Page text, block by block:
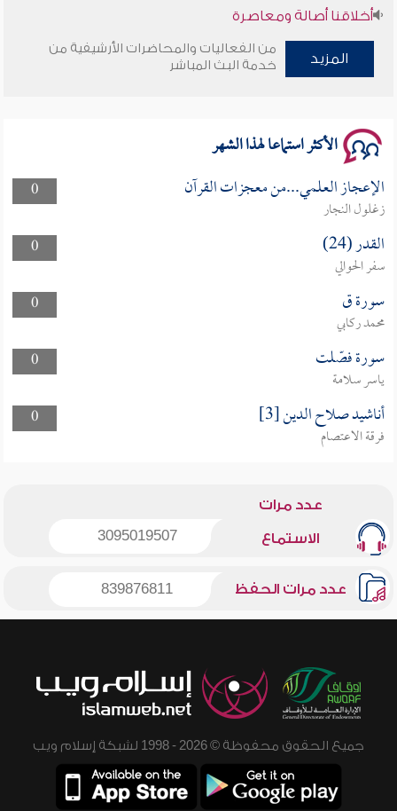
أخلاقنا أصالة ومعاصرة
وأمنهم من خوف 9
المزيد
من الفعاليات والمحاضرات الأرشيفية من
خدمة البث المباشر
الأكثر استماعا لهذا الشهر
0 الإعجاز العلمي...من معجزات القرآن
زغلول النجار
0
القدر (24)
سفر الحوالي
0
سورة ق
محمد ركابي
0
سورة فصّلت
ياسر سلامة
0
أناشيد صلاح الدين [3]
فرقة الاعتصام
عدد مرات
الاستماع 3095019507
عدد مرات الحفظ 839876811
جميع الحقوق محفوظة © 2026 - 1998 لشبكة إسلام ويب